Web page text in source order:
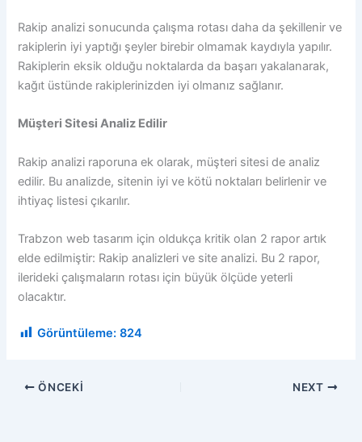
Rakip analizi sonucunda çalışma rotası daha da şekillenir ve
rakiplerin iyi yaptığı şeyler birebir olmamak kaydıyla yapılır.
Rakiplerin eksik olduğu noktalarda da başarı yakalanarak,
kağıt üstünde rakiplerinizden iyi olmanız sağlanır.
Müşteri Sitesi Analiz Edilir
Rakip analizi raporuna ek olarak, müşteri sitesi de analiz
edilir. Bu analizde, sitenin iyi ve kötü noktaları belirlenir ve
ihtiyaç listesi çıkarılır.
Trabzon web tasarım için oldukça kritik olan 2 rapor artık
elde edilmiştir: Rakip analizleri ve site analizi. Bu 2 rapor,
ilerideki çalışmaların rotası için büyük ölçüde yeterli
olacaktır.
Görüntüleme: 824
ÖNCEKI NEXT